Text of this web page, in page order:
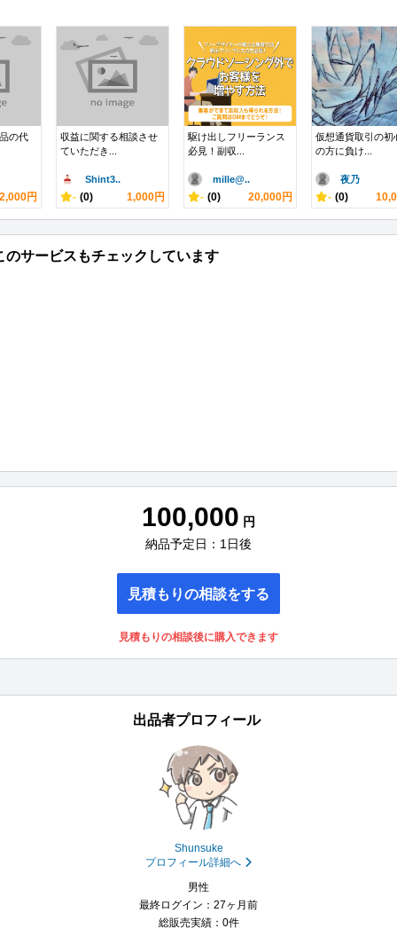
の代
2,000円
収益に関する相談させ
ていただき...
Shint3..
- (0) 1,000円
駆け出しフリーランス
必見！副収...
mille@..
- (0) 20,000円
仮想通貨取引の初
の方に負け...
夜乃
- (0)
サービスもチェックしています
100,000 円
納品予定日：1日後
見積もりの相談をする
見積もりの相談後に購入できます
出品者プロフィール
Shunsuke
プロフィール詳細へ
男性
最終ログイン：27ヶ月前
総販売実績：0件